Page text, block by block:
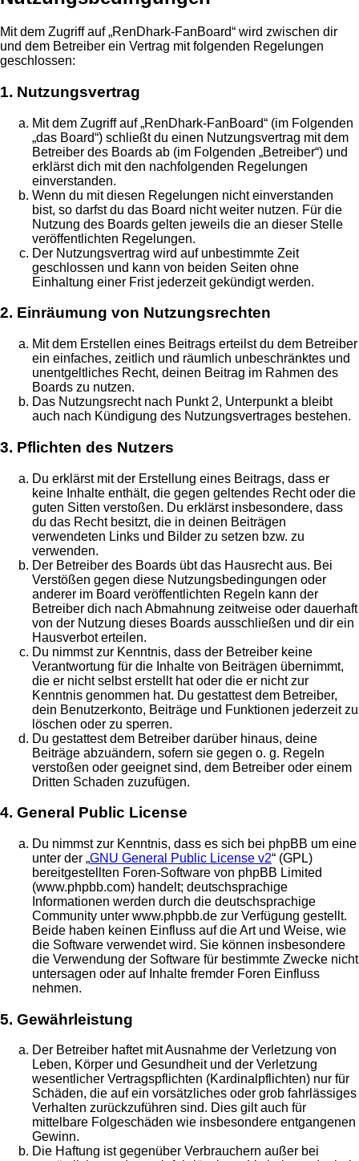
Mit dem Zugriff auf „RenDhark-FanBoard“ wird zwischen dir
und dem Betreiber ein Vertrag mit folgenden Regelungen
geschlossen:
1. Nutzungsvertrag
Mit dem Zugriff auf „RenDhark-FanBoard“ (im Folgenden
„das Board“) schließt du einen Nutzungsvertrag mit dem
Betreiber des Boards ab (im Folgenden „Betreiber“) und
erklärst dich mit den nachfolgenden Regelungen
einverstanden.
Wenn du mit diesen Regelungen nicht einverstanden
bist, so darfst du das Board nicht weiter nutzen. Für die
Nutzung des Boards gelten jeweils die an dieser Stelle
veröffentlichten Regelungen.
Der Nutzungsvertrag wird auf unbestimmte Zeit
geschlossen und kann von beiden Seiten ohne
Einhaltung einer Frist jederzeit gekündigt werden.
2. Einräumung von Nutzungsrechten
Mit dem Erstellen eines Beitrags erteilst du dem Betreiber
ein einfaches, zeitlich und räumlich unbeschränktes und
unentgeltliches Recht, deinen Beitrag im Rahmen des
Boards zu nutzen.
Das Nutzungsrecht nach Punkt 2, Unterpunkt a bleibt
auch nach Kündigung des Nutzungsvertrages bestehen.
3. Pflichten des Nutzers
Du erklärst mit der Erstellung eines Beitrags, dass er
keine Inhalte enthält, die gegen geltendes Recht oder die
guten Sitten verstoßen. Du erklärst insbesondere, dass
du das Recht besitzt, die in deinen Beiträgen
verwendeten Links und Bilder zu setzen bzw. zu
verwenden.
Der Betreiber des Boards übt das Hausrecht aus. Bei
Verstößen gegen diese Nutzungsbedingungen oder
anderer im Board veröffentlichten Regeln kann der
Betreiber dich nach Abmahnung zeitweise oder dauerhaft
von der Nutzung dieses Boards ausschließen und dir ein
Hausverbot erteilen.
Du nimmst zur Kenntnis, dass der Betreiber keine
Verantwortung für die Inhalte von Beiträgen übernimmt,
die er nicht selbst erstellt hat oder die er nicht zur
Kenntnis genommen hat. Du gestattest dem Betreiber,
dein Benutzerkonto, Beiträge und Funktionen jederzeit zu
löschen oder zu sperren.
Du gestattest dem Betreiber darüber hinaus, deine
Beiträge abzuändern, sofern sie gegen o. g. Regeln
verstoßen oder geeignet sind, dem Betreiber oder einem
Dritten Schaden zuzufügen.
4. General Public License
Du nimmst zur Kenntnis, dass es sich bei phpBB um eine
unter der „GNU General Public License v2“ (GPL)
bereitgestellten Foren-Software von phpBB Limited
(www.phpbb.com) handelt; deutschsprachige
Informationen werden durch die deutschsprachige
Community unter www.phpbb.de zur Verfügung gestellt.
Beide haben keinen Einfluss auf die Art und Weise, wie
die Software verwendet wird. Sie können insbesondere
die Verwendung der Software für bestimmte Zwecke nicht
untersagen oder auf Inhalte fremder Foren Einfluss
nehmen.
5. Gewährleistung
Der Betreiber haftet mit Ausnahme der Verletzung von
Leben, Körper und Gesundheit und der Verletzung
wesentlicher Vertragspflichten (Kardinalpflichten) nur für
Schäden, die auf ein vorsätzliches oder grob fahrlässiges
Verhalten zurückzuführen sind. Dies gilt auch für
mittelbare Folgeschäden wie insbesondere entgangenen
Gewinn.
Die Haftung ist gegenüber Verbrauchern außer bei